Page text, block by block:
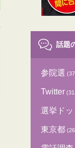
話題
参院選
Twitter
選挙ド
東京都